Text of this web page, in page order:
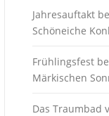
Jahresauftakt
Schöneiche
Frühlingsfest
Märkischen
Das Traumbad